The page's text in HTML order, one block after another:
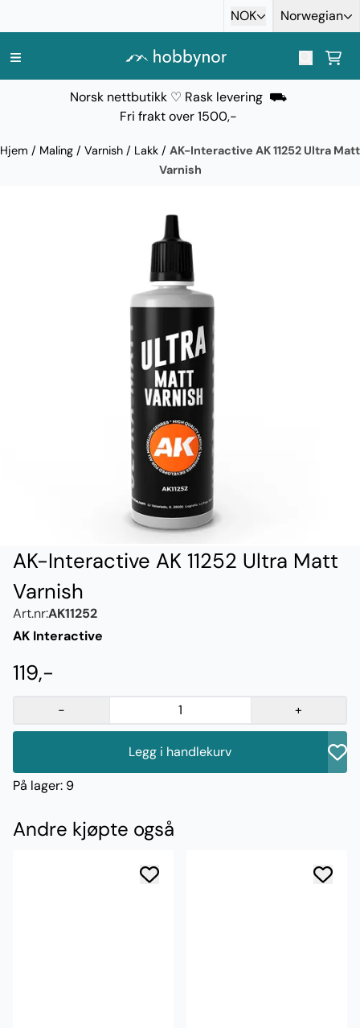
NOK Norwegian
Norsk nettbutikk ♡ Rask levering ⛟
Fri frakt over 1500,-
Hjem / Maling / Varnish / Lakk / AK-Interactive AK 11252 Ultra Matt
Varnish
AK-Interactive AK 11252 Ultra Matt
Varnish
Art.nr:AK11252
AK Interactive
119,-
- +
Legg i handlekurv
På lager: 9
Andre kjøpte også